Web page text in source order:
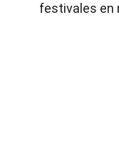
festivales en